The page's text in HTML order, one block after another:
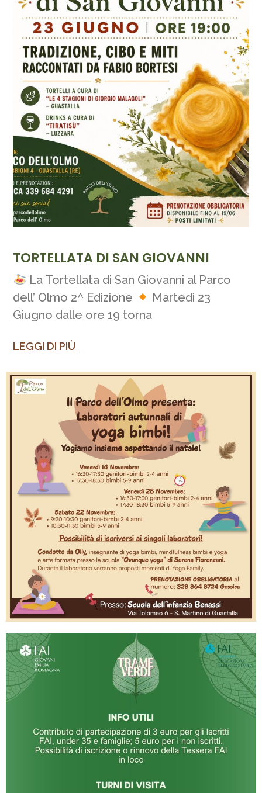
TORTELLATA DI SAN GIOVANNI
La Tortellata di San Giovanni al Parco
dell’ Olmo 2^ Edizione
Martedì 23
Giugno dalle ore 19 torna
LEGGI DI PIÙ